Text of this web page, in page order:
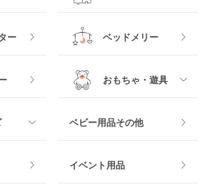
テーブルチェア
木製
マット製
ー ベッドメリー
おもちゃ・遊具
ベビー用品その他
イベント用品